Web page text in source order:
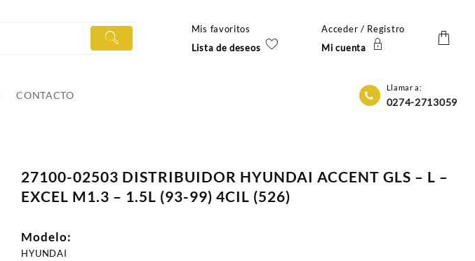
Mis favoritos
Lista de deseos
Acceder / Registro
Mi cuenta
CONTACTO
Llamar a:
0274-2713059
27100-02503 DISTRIBUIDOR HYUNDAI ACCENT GLS – L –
EXCEL M1.3 – 1.5L (93-99) 4CIL (526)
Modelo:
HYUNDAI